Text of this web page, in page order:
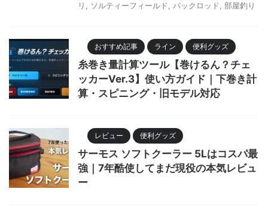
リ
ソルティーフィールド パックロッド 部屋釣り
おすすめ記事 ライン 便利グッズ
糸巻き量計算ツール【巻けるん？チェ
ッカーVer.3】使い方ガイド｜下巻き計
算・スピニング・旧モデル対応
レビュー 便利グッズ
サーモス ソフトクーラー 5Lはコスパ最
強｜7年酷使してまだ現役の本気レビュ
ー